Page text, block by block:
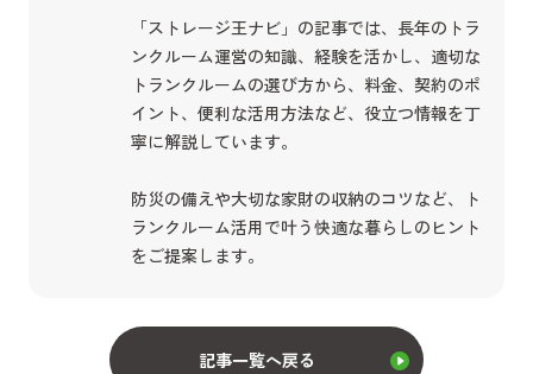
「ストレージ王ナビ」の記事では、長年のトラ
ンクルーム運営の知識、経験を活かし、適切な
トランクルームの選び方から、料金、契約のポ
イント、便利な活用方法など、役立つ情報を丁
寧に解説しています。
防災の備えや大切な家財の収納のコツなど、ト
ランクルーム活用で叶う快適な暮らしのヒント
をご提案します。
記事一覧へ戻る